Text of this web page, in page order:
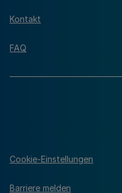
Kontakt
FAQ
Cookie-Einstellungen
Barriere melden